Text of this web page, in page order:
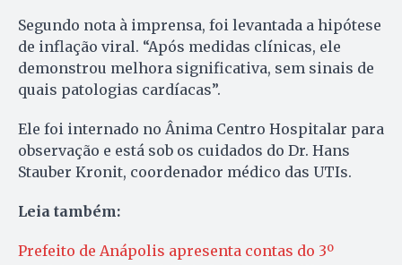
Segundo nota à imprensa, foi levantada a hipótese
de inflação viral. “Após medidas clínicas, ele
demonstrou melhora significativa, sem sinais de
quais patologias cardíacas”.
Ele foi internado no Ânima Centro Hospitalar para
observação e está sob os cuidados do Dr. Hans
Stauber Kronit, coordenador médico das UTIs.
Leia também:
Prefeito de Anápolis apresenta contas do 3º